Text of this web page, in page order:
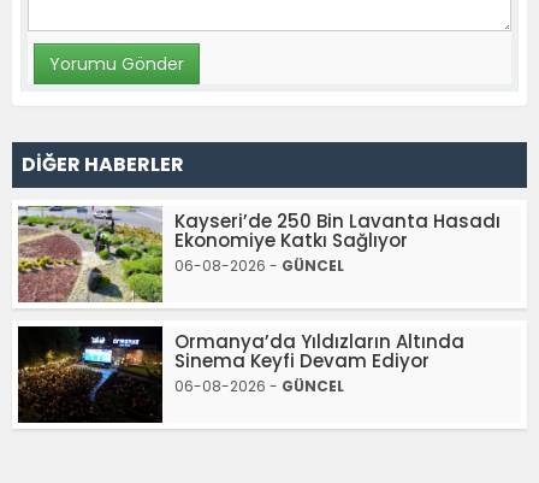
DİĞER HABERLER
Kayseri’de 250 Bin Lavanta Hasadı
Ekonomiye Katkı Sağlıyor
06-08-2026 - GÜNCEL
Ormanya’da Yıldızların Altında
Sinema Keyfi Devam Ediyor
06-08-2026 - GÜNCEL